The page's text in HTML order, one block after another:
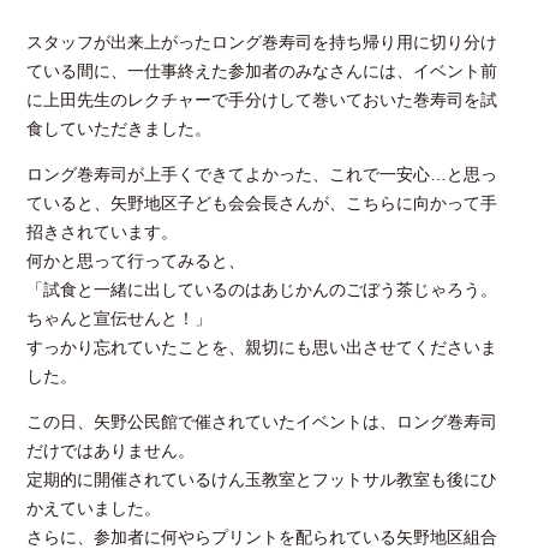
スタッフが出来上がったロング巻寿司を持ち帰り用に切り分け
ている間に、一仕事終えた参加者のみなさんには、イベント前
に上田先生のレクチャーで手分けして巻いておいた巻寿司を試
食していただきました。
ロング巻寿司が上手くできてよかった、これで一安心…と思っ
ていると、矢野地区子ども会会長さんが、こちらに向かって手
招きされています。
何かと思って行ってみると、
「試食と一緒に出しているのはあじかんのごぼう茶じゃろう。
ちゃんと宣伝せんと！」
すっかり忘れていたことを、親切にも思い出させてくださいま
した。
この日、矢野公民館で催されていたイベントは、ロング巻寿司
だけではありません。
定期的に開催されているけん玉教室とフットサル教室も後にひ
かえていました。
さらに、参加者に何やらプリントを配られている矢野地区組合